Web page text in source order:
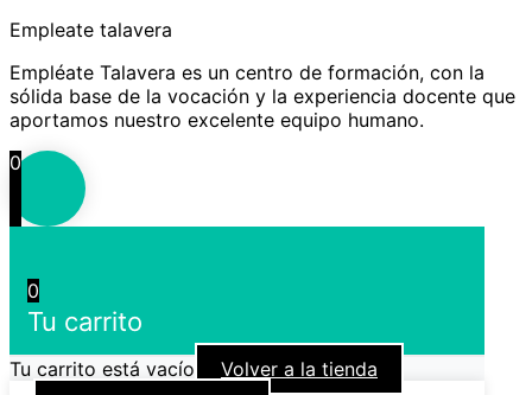
Empleate talavera
Empléate Talavera es un centro de formación, con la
sólida base de la vocación y la experiencia docente que
aportamos nuestro excelente equipo humano.
0
0
Tu carrito
Tu carrito está vacío Volver a la tienda